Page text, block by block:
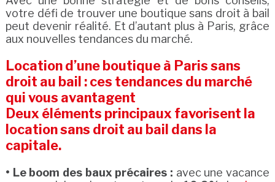
votre défi de trouver une boutique sans droit à bail
peut devenir réalité. Et d’autant plus à Paris, grâce
aux nouvelles tendances du marché.
Location d’une boutique à Paris sans
droit au bail : ces tendances du marché
qui vous avantagent
Deux éléments principaux favorisent la
location sans droit au bail dans la
capitale.
• Le boom des baux précaires : avec une vacance